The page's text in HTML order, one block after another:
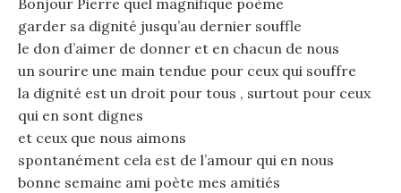
Bonjour Pierre quel magnifique poème
garder sa dignité jusqu’au dernier souffle
le don d’aimer de donner et en chacun de nous
un sourire une main tendue pour ceux qui souffre
la dignité est un droit pour tous , surtout pour ceux
qui en sont dignes
et ceux que nous aimons
spontanément cela est de l’amour qui en nous
bonne semaine ami poète mes amitiés